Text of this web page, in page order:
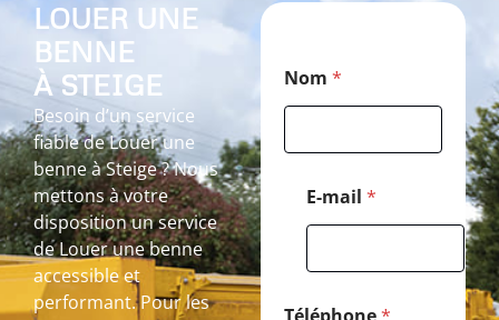
LOUER UNE
BENNE
À STEIGE
Besoin d’un service
fiable de Louer une
benne à Steige ? Nous
mettons à votre
disposition un service
de Louer une benne
accessible et
performant. Pour les
Nom *
E-mail *
m
a
i
l
P
o
s
t
a
l
E